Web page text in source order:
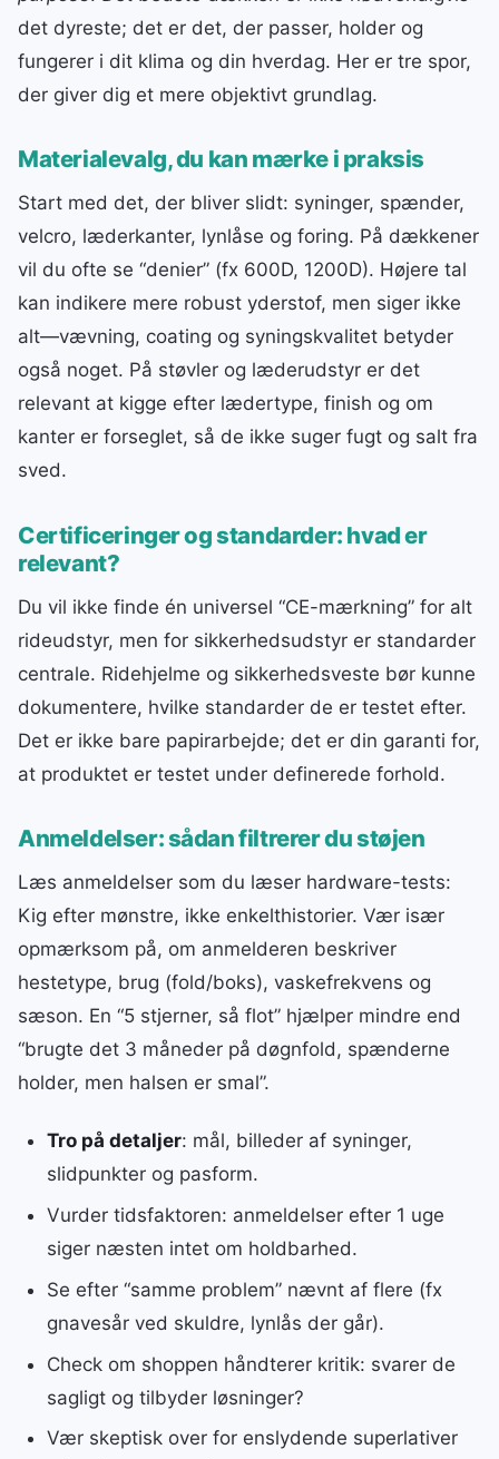
det dyreste; det er det, der passer, holder og
fungerer i dit klima og din hverdag. Her er tre spor,
der giver dig et mere objektivt grundlag.
Materialevalg, du kan mærke i praksis
Start med det, der bliver slidt: syninger, spænder,
velcro, læderkanter, lynlåse og foring. På dækkener
vil du ofte se “denier” (fx 600D, 1200D). Højere tal
kan indikere mere robust yderstof, men siger ikke
alt—vævning, coating og syningskvalitet betyder
også noget. På støvler og læderudstyr er det
relevant at kigge efter lædertype, finish og om
kanter er forseglet, så de ikke suger fugt og salt fra
sved.
Certificeringer og standarder: hvad er
relevant?
Du vil ikke finde én universel “CE-mærkning” for alt
rideudstyr, men for sikkerhedsudstyr er standarder
centrale. Ridehjelme og sikkerhedsveste bør kunne
dokumentere, hvilke standarder de er testet efter.
Det er ikke bare papirarbejde; det er din garanti for,
at produktet er testet under definerede forhold.
Anmeldelser: sådan filtrerer du støjen
Læs anmeldelser som du læser hardware-tests:
Kig efter mønstre, ikke enkelthistorier. Vær især
opmærksom på, om anmelderen beskriver
hestetype, brug (fold/boks), vaskefrekvens og
sæson. En “5 stjerner, så flot” hjælper mindre end
“brugte det 3 måneder på døgnfold, spænderne
holder, men halsen er smal”.
Tro på detaljer: mål, billeder af syninger,
slidpunkter og pasform.
Vurder tidsfaktoren: anmeldelser efter 1 uge
siger næsten intet om holdbarhed.
Se efter “samme problem” nævnt af flere (fx
gnavesår ved skuldre, lynlås der går).
Check om shoppen håndterer kritik: svarer de
sagligt og tilbyder løsninger?
Vær skeptisk over for enslydende superlativer